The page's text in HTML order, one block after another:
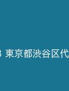
京都渋谷区